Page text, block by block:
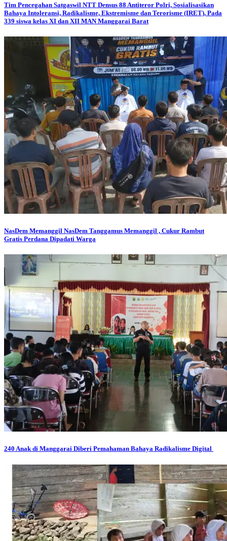
Tim Pencegahan Satgaswil NTT Densus 88 Antiteror Polri, Sosialisasikan
Bahaya Intoleransi, Radikalisme, Ekstremisme dan Terorisme (IRET), Pada
339 siswa kelas XI dan XII MAN Manggarai Barat
NasDem Memanggil NasDem Tanggamus Memanggil , Cukur Rambut
Gratis Perdana Dipadati Warga
240 Anak di Manggarai Diberi Pemahaman Bahaya Radikalisme Digital